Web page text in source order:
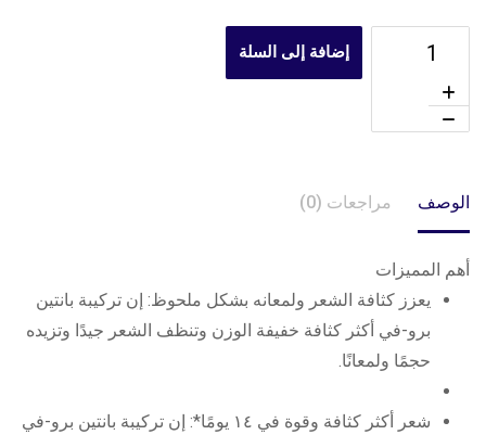
إضافة إلى السلة
الوصف مراجعات (0)
أهم المميزات
يعزز كثافة الشعر ولمعانه بشكل ملحوظ: إن تركيبة بانتين
برو-في أكثر كثافة خفيفة الوزن وتنظف الشعر جيدًا وتزيده
حجمًا ولمعانًا.
شعر أكثر كثافة وقوة في ١٤ يومًا*: إن تركيبة بانتين برو-في